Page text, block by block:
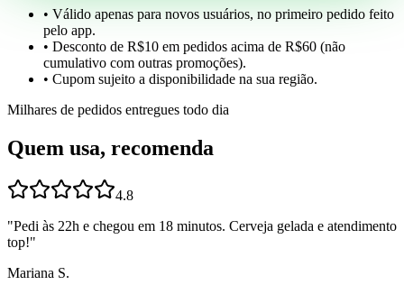
• Válido apenas para novos usuários, no primeiro pedido feito
pelo app.
• Desconto de R$10 em pedidos acima de R$60 (não
cumulativo com outras promoções).
• Cupom sujeito a disponibilidade na sua região.
Milhares de pedidos entregues todo dia
Quem usa, recomenda
4.8
"Pedi às 22h e chegou em 18 minutos. Cerveja gelada e atendimento
top!"
Mariana S.